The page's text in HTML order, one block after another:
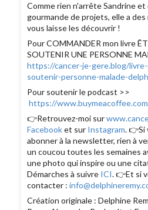
Comme rien n'arrête Sandrine
gourmande de projets, elle a
vous laisse les découvrir !
Pour COMMANDER mon livre
SOUTENIR UNE PERSONNE
https://cancer-je-gere.blog/
soutenir-personne-malade-
Pour soutenir le podcast >>
https://
👉Retrouvez-moi sur
Facebooket sur Instagram. 👉Si
abonner à la newsletter, rien à
un coucou toutes les semaines
une photo qui inspire ou une
Démarches à suivre ICI. 👉Et si
contacter :
Création originale : Delphine